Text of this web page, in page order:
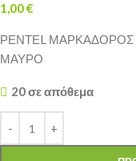
1,00€
ΡΕΝΤΕL ΜΑΡΚΑΔΟΡΟΣ
ΜΑΥΡΟ
20 σε απόθεμα